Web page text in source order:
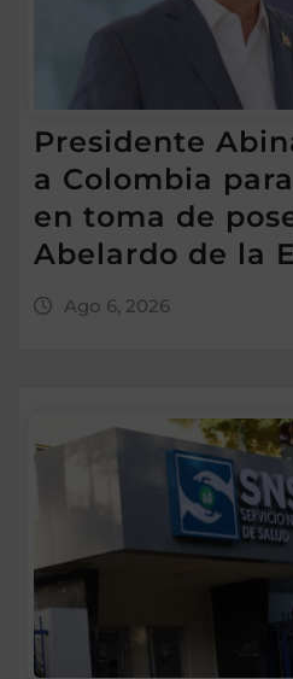
Presidente
a Colombia
en toma de
Abelardo de la
Ago 6, 2026